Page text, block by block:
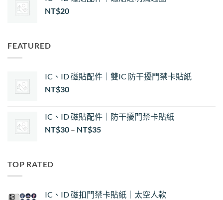
NT$20
FEATURED
IC、ID 磁貼配件｜雙IC 防干擾門禁卡貼紙
NT$30
IC、ID 磁貼配件｜防干擾門禁卡貼紙
NT$30 – NT$35價
NT$35
TOP RATED
IC、ID 磁扣門禁卡貼紙｜太空人款